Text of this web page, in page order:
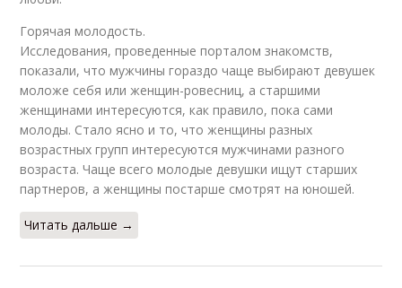
Горячая молодость.
Исследования, проведенные порталом знакомств,
показали, что мужчины гораздо чаще выбирают девушек
моложе себя или женщин-ровесниц, а старшими
женщинами интересуются, как правило, пока сами
молоды. Стало ясно и то, что женщины разных
возрастных групп интересуются мужчинами разного
возраста. Чаще всего молодые девушки ищут старших
партнеров, а женщины постарше смотрят на юношей.
Читать дальше →